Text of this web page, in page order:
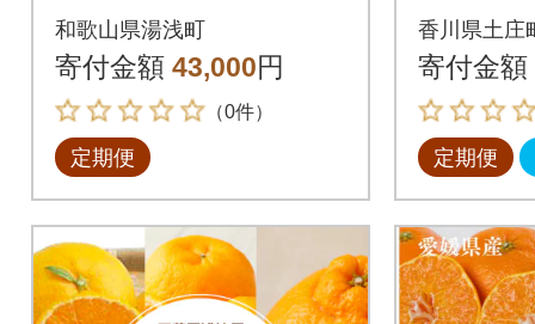
セット(みかん・ポン
カン・清見)全3回
和歌山県湯浅町
寄付金額 43,000円
（0件）
定期便
ーツ定
香川県土庄
寄付金額
定期便